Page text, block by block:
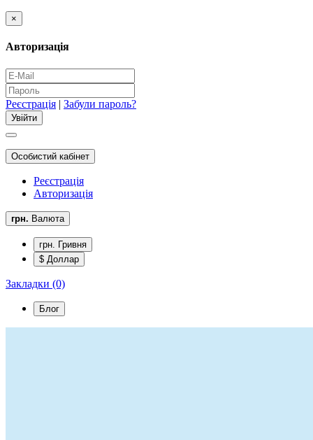
×
Авторизація
Реєстрація | Забули пароль?
Особистий кабінет
Реєстрація
Авторизація
грн. Валюта
грн. Гривня
$ Доллар
Закладки (0)
Блог